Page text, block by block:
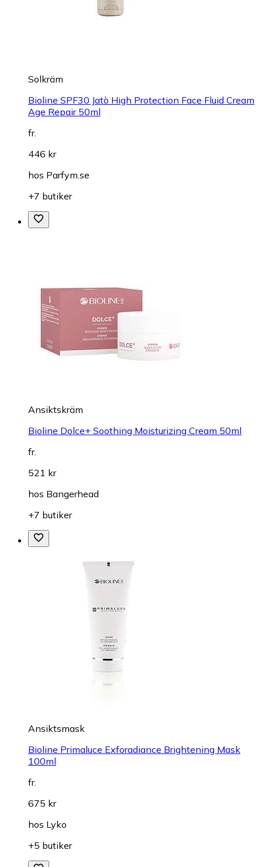
Solkräm
Bioline SPF30 Jatò High Protection Face Fluid Cream
Age Repair 50ml
fr.
446 kr
hos Parfym.se
+7 butiker
Ansiktskräm
Bioline Dolce+ Soothing Moisturizing Cream 50ml
fr.
521 kr
hos Bangerhead
+7 butiker
Ansiktsmask
Bioline Primaluce Exforadiance Brightening Mask
100ml
fr.
675 kr
hos Lyko
+5 butiker